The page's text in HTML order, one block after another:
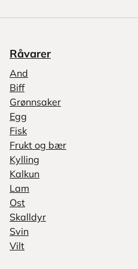
Råvarer
And
Biff
Grønnsaker
Egg
Fisk
Frukt og bær
Kylling
Kalkun
Lam
Ost
Skalldyr
Svin
Vilt